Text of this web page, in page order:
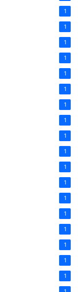
1
1
1
1
1
1
1
1
1
1
1
1
1
1
1
1
1
1